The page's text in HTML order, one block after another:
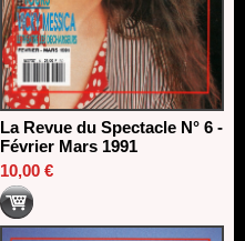
La Revue du Spectacle N° 6 -
Février Mars 1991
10,00 €